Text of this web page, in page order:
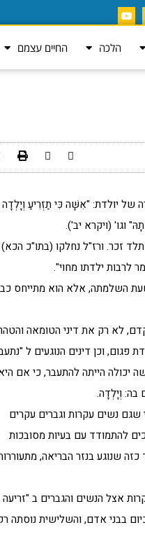
הלכה החיים עצמם
של יולדת: "אִשָּׁה כִּי תַזְרִיעַ וְיָלְדָה
וגו' (ויקרא יב').
זכר. ורז"ל נחלקו (בתו"כ הכא)
לרבות ילדתו מחוי".
השלמתה, אלא הוא מתייחס
לא רק את דיני הטומאה
פגום, וכן דינים הנוגעים ל
יכולה הייתה להתעבר, כי אם
בה: וְיָלְדָה.
שגם נשים עקרות וגברים עקרים
להתמודד עם בעיות מסובכות
שנוגע בנזר הבריאה,
אצל הנשים והגברים ב
בבני אדם, והשלישית נוסתה